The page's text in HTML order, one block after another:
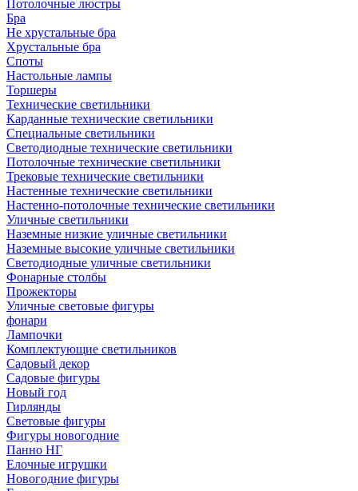
Потолочные люстры
Бра
Не хрустальные бра
Хрустальные бра
Споты
Настольные лампы
Торшеры
Технические светильники
Карданные технические светильники
Специальные светильники
Светодиодные технические светильники
Потолочные технические светильники
Трековые технические светильники
Настенные технические светильники
Настенно-потолочные технические светильники
Уличные светильники
Наземные низкие уличные светильники
Наземные высокие уличные светильники
Светодиодные уличные светильники
Фонарные столбы
Прожекторы
Уличные световые фигуры
фонари
Лампочки
Комплектующие светильников
Садовый декор
Садовые фигуры
Новый год
Гирлянды
Световые фигуры
Фигуры новогодние
Панно НГ
Елочные игрушки
Новогодние фигуры